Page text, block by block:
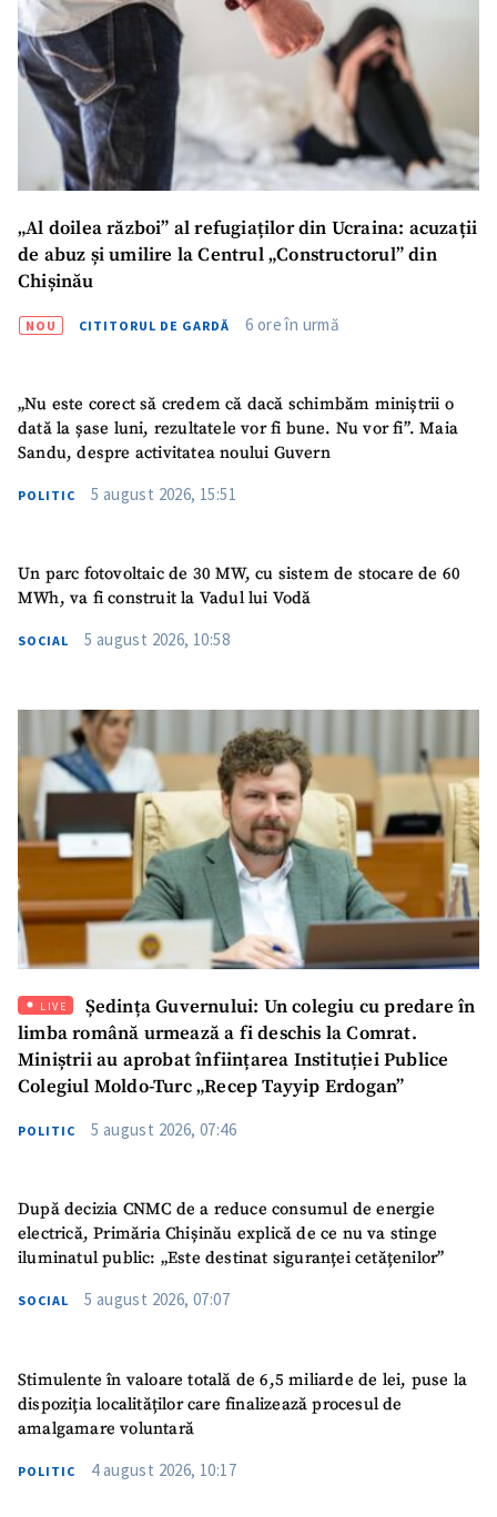
„Al doilea război” al refugiaților din Ucraina: acuzații
de abuz și umilire la Centrul „Constructorul” din
Chișinău
NOU CITITORUL DE GARDĂ 6 ore în urmă
„Nu este corect să credem că dacă schimbăm miniștrii o
dată la șase luni, rezultatele vor fi bune. Nu vor fi”. Maia
Sandu, despre activitatea noului Guvern
POLITIC 5 august 2026, 15:51
Un parc fotovoltaic de 30 MW, cu sistem de stocare de 60
MWh, va fi construit la Vadul lui Vodă
SOCIAL 5 august 2026, 10:58
LIVE
Ședința Guvernului: Un colegiu cu predare în
limba română urmează a fi deschis la Comrat.
Miniștrii au aprobat înființarea Instituției Publice
Colegiul Moldo-Turc „Recep Tayyip Erdogan”
POLITIC 5 august 2026, 07:46
După decizia CNMC de a reduce consumul de energie
electrică, Primăria Chișinău explică de ce nu va stinge
iluminatul public: „Este destinat siguranței cetățenilor”
SOCIAL 5 august 2026, 07:07
Stimulente în valoare totală de 6,5 miliarde de lei, puse la
dispoziția localităților care finalizează procesul de
amalgamare voluntară
POLITIC 4 august 2026, 10:17
ȘTIREA MEA
Titlu știre+ Adaugă titlu
Fotografie
+ Încarcă imagine
Link media+ Link media
Sursă anonimă
Nume+ Numele meu
Telefon
+ Telefon personal
Am citit și sunt de
TRIMITE ȘTIREA